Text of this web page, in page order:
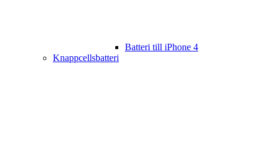
Batteri till iPhone 4
Knappcellsbatteri